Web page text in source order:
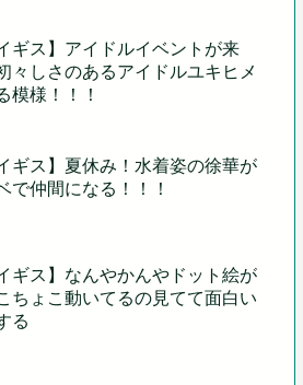
ギス】アイドルイベントが来
々しさのあるアイドルユキヒメ
模様！！！
ギス】夏休み！水着姿の徐華が
で仲間になる！！！
ギス】なんやかんやドット絵が
ちょこ動いてるの見てて面白い
る